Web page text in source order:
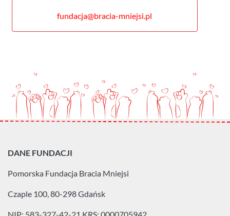
fundacja@bracia-mniejsi.pl
DANE FUNDACJI
Pomorska Fundacja Bracia Mniejsi
Czaple 100, 80-298 Gdańsk